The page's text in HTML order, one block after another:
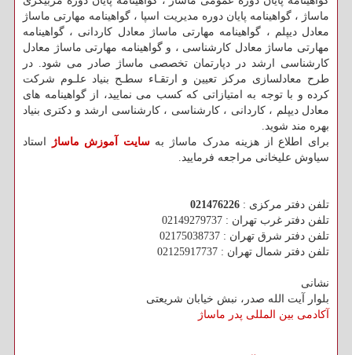
ماساژ ، گواهینامه پایان دوره مدیریت اسپا ، گواهینامه مهارتی ماساژ
معادل دیپلم ، گواهینامه مهارتی ماساژ معادل کاردانی ، گواهینامه
مهارتی ماساژ معادل کارشناسی ، و گواهینامه مهارتی ماساژ معادل
کارشناسی ارشد در دپارتمان تخصصی ماساژ صادر می شود. در
طرح معادلسازی مركز تعيين و ارتقـاء سطـح بنياد علـوم شركت
كرده و با توجه به امتيازاتی كه كسب می نماييد، از گواهينامه های
معادل ديپلم ، كاردانی ، كارشناسی ، كارشناسی ارشد و دكتری بنياد
بهره مند شويد.
برای اطلاع از هزینه مدرک ماساژ بهسایت آموزش ماساژ
استاد
سیاوش علیخانی مراجعه فرمایید.
تلفن دفتر مرکزی : 021476226
تلفن دفتر غرب تهران : 02149279737
تلفن دفتر شرق تهران : 02175038737
تلفن دفتر شمال تهران : 02125917737
نشانی
بلوار آیت الله صدر، نبش خیابان شریعتی
آکادمی بین المللی پدر ماساژ